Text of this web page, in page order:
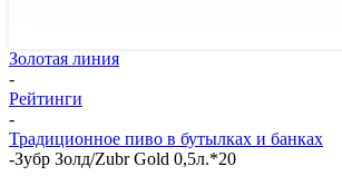
Золотая линия
-
Рейтинги
-
Традиционное пиво в бутылках и банках
-Зубр Золд/Zubr Gold 0,5л.*20